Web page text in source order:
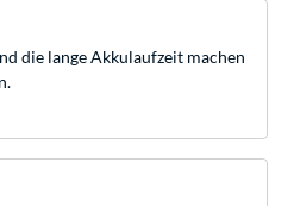
die lange Akkulaufzeit machen